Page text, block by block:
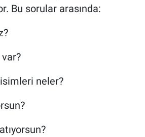
Bu sorular arasında:
isimleri neler?